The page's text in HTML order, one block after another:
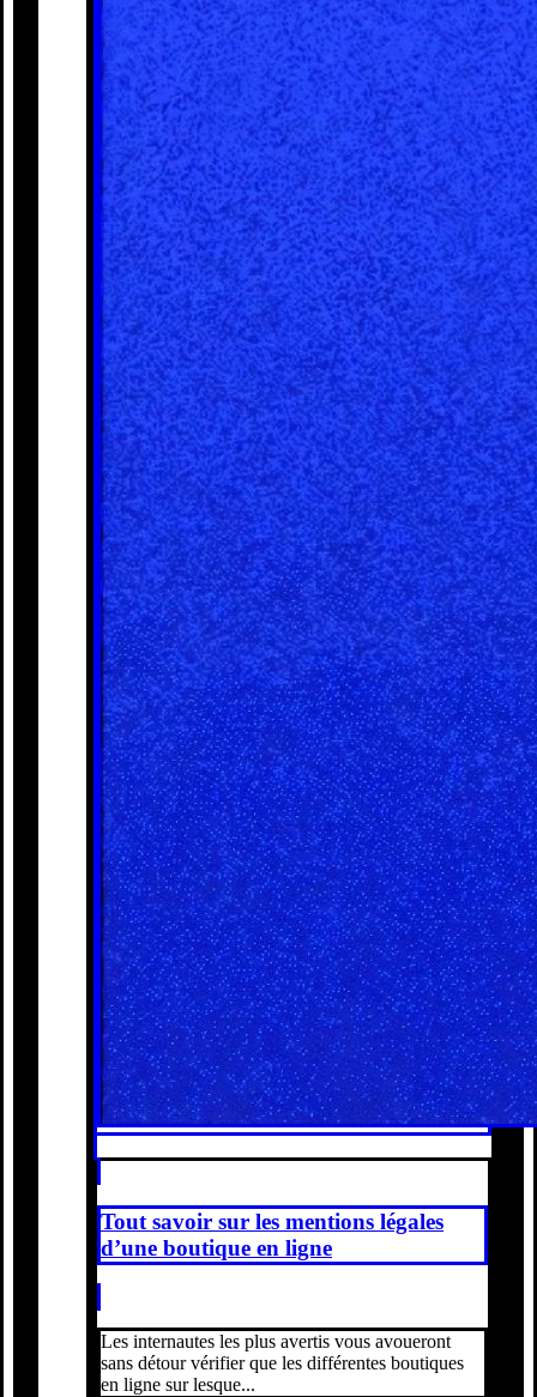
Tout savoir sur les mentions légales
d’une boutique en ligne
Les internautes les plus avertis vous avoueront
sans détour vérifier que les différentes boutiques
en ligne sur lesque...